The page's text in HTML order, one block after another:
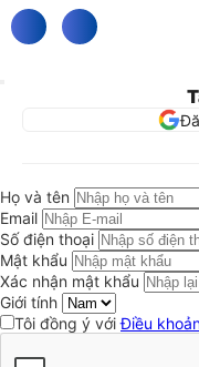
Họ và tên
Email
Số điện thoại
Mật khẩu
Xác nhận mật khẩu
Giới tính
Tôi đồng ý vớiĐiều